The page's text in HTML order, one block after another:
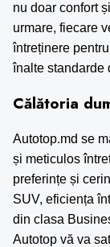
nu doar confort
urmare, fiecare
întreținere
înalte standarde
Călătoria
Autotop.md se
și meticulos
preferințe și
SUV, eficiența
din clasa
Autotop vă va